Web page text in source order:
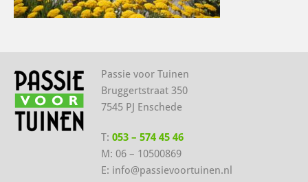
Passie voor Tuinen
Bruggertstraat 350
7545 PJ Enschede
T: 053 – 574 45 46
M: 06 – 10500869
E: info@passievoortuinen.nl